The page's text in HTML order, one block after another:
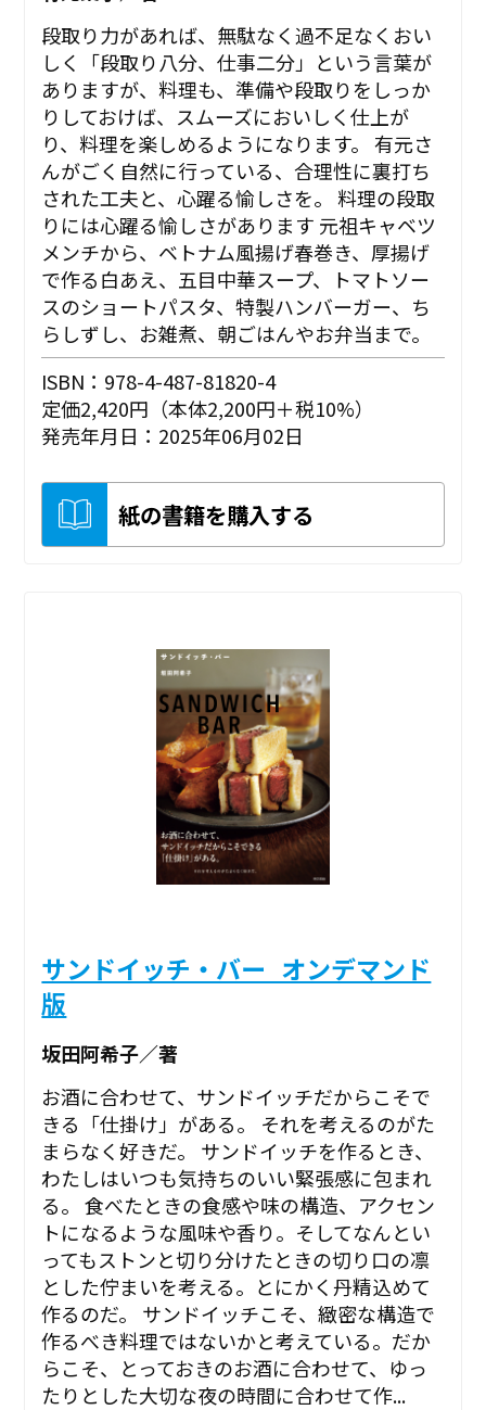
段取り力があれば、無駄なく過不足なくおい
しく「段取り八分、仕事二分」という言葉が
ありますが、料理も、準備や段取りをしっか
りしておけば、スムーズにおいしく仕上が
り、料理を楽しめるようになります。 有元さ
んがごく自然に行っている、合理性に裏打ち
された工夫と、心躍る愉しさを。 ――料理の段取
りには心躍る愉しさがあります 元祖キャベツ
メンチから、ベトナム風揚げ春巻き、厚揚げ
で作る白あえ、五目中華スープ、トマトソー
スのショートパスタ、特製ハンバーガー、ち
らしずし、お雑煮、朝ごはんやお弁当まで。
ISBN：978-4-487-81820-4
定価2,420円（本体2,200円＋税10%）
発売年月日：2025年06月02日
紙の書籍を購入する
サンドイッチ・バー_オンデマンド
版
坂田阿希子／著
お酒に合わせて、サンドイッチだからこそで
きる「仕掛け」がある。 それを考えるのがた
まらなく好きだ。 サンドイッチを作るとき、
わたしはいつも気持ちのいい緊張感に包まれ
る。 食べたときの食感や味の構造、アクセン
トになるような風味や香り。そしてなんとい
ってもストンと切り分けたときの切り口の凛
とした佇まいを考える。とにかく丹精込めて
作るのだ。 サンドイッチこそ、緻密な構造で
作るべき料理ではないかと考えている。だか
らこそ、とっておきのお酒に合わせて、ゆっ
たりとした大切な夜の時間に合わせて作...